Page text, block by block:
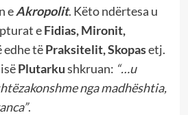
e Akropolit. Këto ndërtesa u
e Fidias, Mironit,
edhe të Praksitelit, Skopasetj.
Plutarkushkruan: “…u
nga madhështia,
.